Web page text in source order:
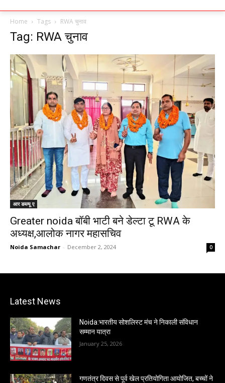
Home Tags RWA चुनाव
Tag: RWA चुनाव
आर डब्ल्यू ए
Greater noida बॉबी भाटी बने डेल्टा टू RWA के
अध्यक्ष,आलोक नागर महासचिव
Noida Samachar - December 2, 2024 0
Latest News
Noida:भारतीय सोशलिस्ट मंच ने निकाली संविधान
सम्मान यात्रा
January 25, 2026
गणतंत्र दिवस से पूर्व खेल प्रतियोगिता आयोजित, बच्चों ने